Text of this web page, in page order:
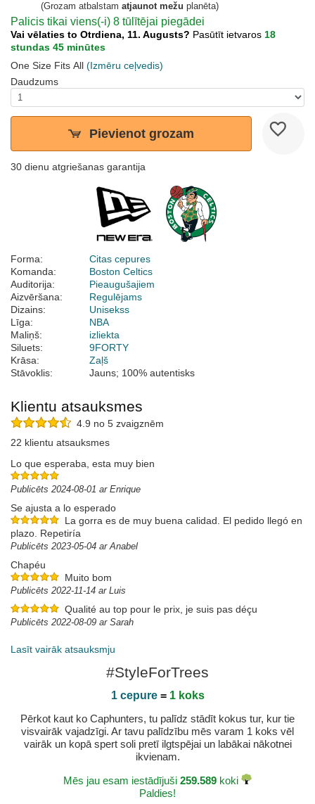
(Grozam atbalstam atjaunot mežu planēta)
Palicis tikai viens(-i) 8 tūlītējai piegādei
Vai vēlaties to Otrdiena, 11. Augusts? Pasūtīt ietvaros 18
stundas 45 minūtes
One Size Fits All (Izmēru ceļvedis)
Daudzums
Pievienot grozam
30 dienu atgriešanas garantija
Forma:
Citas cepures
Komanda:
Boston Celtics
Auditorija:
Pieaugušajiem
Aizvēršana:
Regulējams
Dizains:
Unisekss
Līga:
NBA
Maliņš:
izliekta
Siluets:
9FORTY
Krāsa:
Zaļš
Stāvoklis:
Jauns; 100% autentisks
Klientu atsauksmes
4.9 no 5 zvaigznēm
22 klientu atsauksmes
Lo que esperaba, esta muy bien
Publicēts 2024-08-01 ar Enrique
Se ajusta a lo esperado
La gorra es de muy buena calidad. El pedido llegó en
plazo. Repetiría
Publicēts 2023-05-04 ar Anabel
Chapéu
Muito bom
Publicēts 2022-11-14 ar Luis
Qualité au top pour le prix, je suis pas déçu
Publicēts 2022-08-09 ar Sarah
Lasīt vairāk atsauksmju
#StyleForTrees
1 cepure= 1 koks
Pērkot kaut ko Caphunters, tu palīdz stādīt kokus tur, kur tie
visvairāk vajadzīgi. Ar tavu palīdzību mēs varam 1 koks vēl
vairāk un kopā spert soli pretī ilgtspējai un labākai nākotnei
ikvienam.
Mēs jau esam iestādījuši 259.589 koki
Paldies!